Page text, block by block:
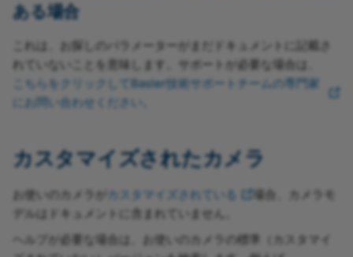
ある場合
これは、お探しのパラメーターがまだドキュメントに記載さ
れていないことを意味します。サポートが必要な場合は、
こちらをクリックしてBasler技術サポートチームの専門家
にお問い合わせください。
カスタマイズされたカメラ
お使いのカメラが カスタマイズされている
場合、カメラモ
デルはドキュメントに含まれていません。
ヘルプが必要な場合は、お使いのカメラの標準（カスタマイ